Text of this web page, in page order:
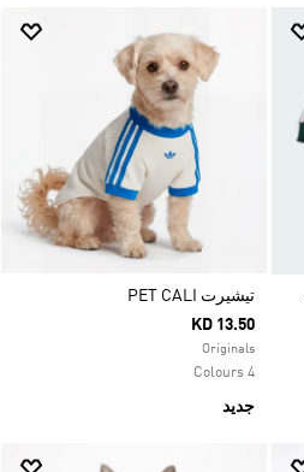
تيشيرت PET CALI
KD 13.50
Originals
4 Colours
جديد